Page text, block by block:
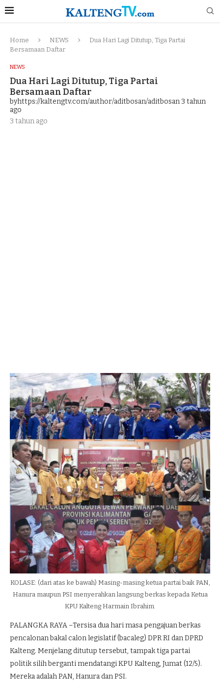
Home NEWS
Dua Hari Lagi Ditutup, Tiga Partai
Bersamaan Daftar
NEWS
Dua Hari Lagi Ditutup, Tiga Partai
Bersamaan Daftar
byhttps://kaltengtv.com/author/aditbosan/aditbosan3 tahun
ago
3 tahun ago
KOLASE: (dari atas ke bawah) Masing-masing ketua partai baik PAN,
Hanura maupun PSI menyerahkan langsung berkas kepada Ketua
KPU Kalteng Harmain Ibrahim.
PALANGKA RAYA –Tersisa dua hari masa pengajuan berkas
pencalonan bakal calon legislatif (bacaleg) DPR RI dan DPRD
Kalteng. Menjelang ditutup tersebut, tampak tiga partai
politik silih berganti mendatangi KPU Kalteng, Jumat (12/5).
Mereka adalah PAN, Hanura dan PSI.